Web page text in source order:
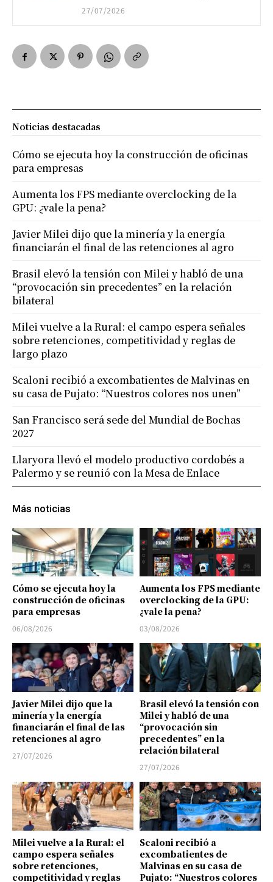
27/07/2026
Más noticias
Cómo se ejecuta hoy la
construcción de oficinas
para empresas
06/08/2026
Aumenta los FPS mediante
overclocking de la GPU:
¿vale la pena?
03/08/2026
Javier Milei dijo que la
minería y la energía
financiarán el final de las
retenciones al agro
27/07/2026
Brasil elevó la tensión con
Milei y habló de una
“provocación sin
precedentes” en la
relación bilateral
27/07/2026
Milei vuelve a la Rural: el
campo espera señales
sobre retenciones,
competitividad y reglas
Scaloni recibió a
excombatientes de
Malvinas en su casa de
Pujato: “Nuestros colores
Noticias destacadas
Cómo se ejecuta hoy la construcción de oficinas
para empresas
Aumenta los FPS mediante overclocking de la
GPU: ¿vale la pena?
Javier Milei dijo que la minería y la energía
financiarán el final de las retenciones al agro
Brasil elevó la tensión con Milei y habló de una
“provocación sin precedentes” en la relación
bilateral
Milei vuelve a la Rural: el campo espera señales
sobre retenciones, competitividad y reglas de
largo plazo
Scaloni recibió a excombatientes de Malvinas en
su casa de Pujato: “Nuestros colores nos unen”
San Francisco será sede del Mundial de Bochas
2027
Llaryora llevó el modelo productivo cordobés a
Palermo y se reunió con la Mesa de Enlace